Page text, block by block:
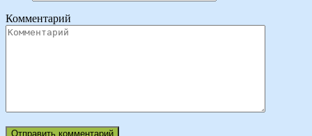
Комментарий